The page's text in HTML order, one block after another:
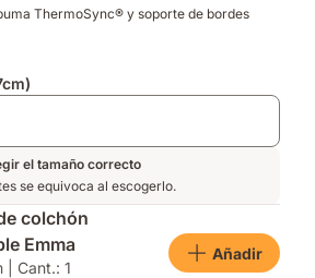
ThermoSync® y soporte de bordes
el tamaño correcto
se equivoca al escogerlo.
colchón
Emma
| Cant.: 1
Añadir